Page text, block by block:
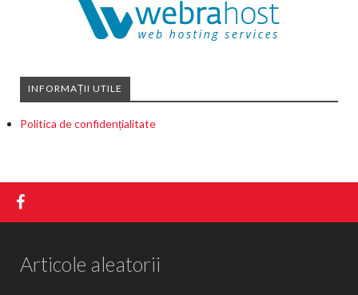
INFORMAȚII UTILE
Politica de confidențialitate
Articole aleatorii